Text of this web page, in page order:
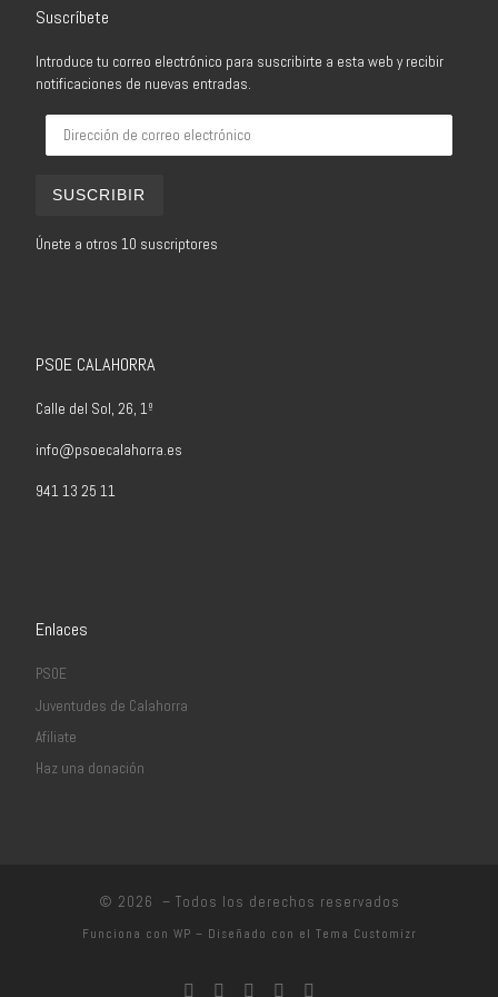
Suscríbete
Introduce tu correo electrónico para suscribirte a esta web y recibir
notificaciones de nuevas entradas.
SUSCRIBIR
Únete a otros 10 suscriptores
PSOE CALAHORRA
Calle del Sol, 26, 1º
info@psoecalahorra.es
941 13 25 11
Enlaces
PSOE
Juventudes de Calahorra
Afiliate
Haz una donación
© 2026 – Todos los derechos reservados
Funciona con WP – Diseñado con el Tema Customizr